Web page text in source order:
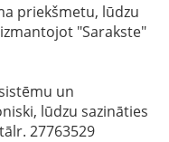
priekšmetu, lūdzu
"Sarakste"
un
lūdzu sazināties
27763529